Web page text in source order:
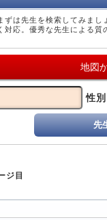
は先生を検索してみま
応。優秀な先生による
地図
性別
先
ジ目